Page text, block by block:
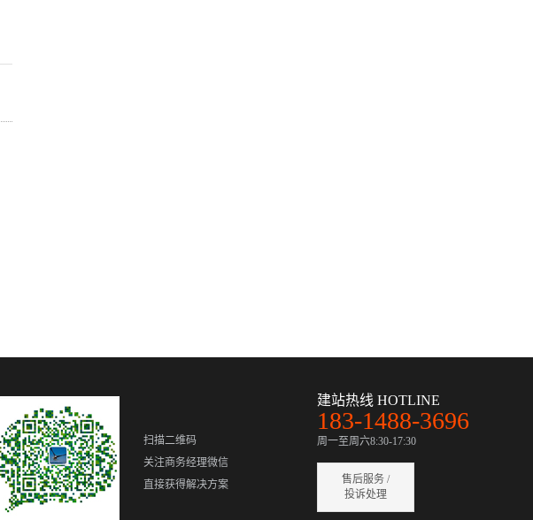
扫描二维码
关注商务经理微信
直接获得解决方案
建站热线 HOTLINE
183-1488-3696
周一至周六8:30-17:30
售后服务 /
投诉处理